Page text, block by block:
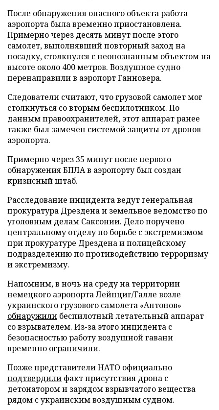
После обнаружения опасного объекта работа
аэропорта была временно приостановлена.
Примерно через десять минут после этого
самолет, выполнявший повторный заход на
посадку, столкнулся с неопознанным объектом на
высоте около 400 метров. Воздушное судно
перенаправили в аэропорт Ганновера.
Следователи считают, что грузовой самолет мог
столкнуться со вторым беспилотником. По
данным правоохранителей, этот аппарат ранее
также был замечен системой защиты от дронов
аэропорта.
Примерно через 35 минут после первого
обнаружения БПЛА в аэропорту был создан
кризисный штаб.
Расследование инцидента ведут генеральная
прокуратура Дрездена и земельное ведомство по
уголовным делам Саксонии. Дело поручено
центральному отделу по борьбе с экстремизмом
при прокуратуре Дрездена и полицейскому
подразделению по противодействию терроризму
и экстремизму.
Напомним, в ночь на среду на территории
немецкого аэропорта Лейпциг/Галле возле
украинского грузового самолета «Антонов»
обнаружили беспилотный летательный аппарат
со взрывателем. Из-за этого инцидента с
безопасностью работу воздушной гавани
временно ограничили.
Позже представители НАТО официально
подтвердили факт присутствия дрона с
детонатором и зарядом взрывчатого вещества
рядом с украинским воздушным судном.